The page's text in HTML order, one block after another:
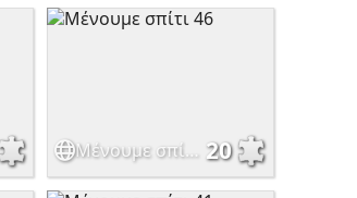
Μένουμε σπίτι 46 20